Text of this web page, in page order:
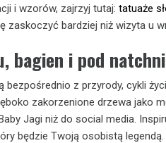
i wzorów, zajrzyj tutaj: tatuaże
zaskoczyć bardziej niż wizyta u
bagien i pod
bezpośrednio z przyrody, cykli
zakorzenione drzewa jako
Jagi niż do social media.
będzie Twoją osobistą